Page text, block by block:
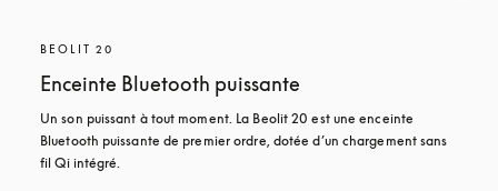
BEOLIT 20
Enceinte Bluetooth puissante
Un son puissant à tout moment. La Beolit 20 est une enceinte
Bluetooth puissante de premier ordre, dotée d’un chargement sans
fil Qi intégré.